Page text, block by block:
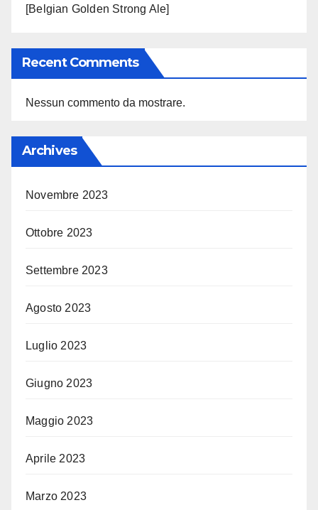
[Belgian Golden Strong Ale]
Recent Comments
Nessun commento da mostrare.
Archives
Novembre 2023
Ottobre 2023
Settembre 2023
Agosto 2023
Luglio 2023
Giugno 2023
Maggio 2023
Aprile 2023
Marzo 2023